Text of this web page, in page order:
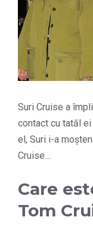
Suri Cruise a
contact cu tatăl
el, Suri i-a
Cruise…
Care
Tom